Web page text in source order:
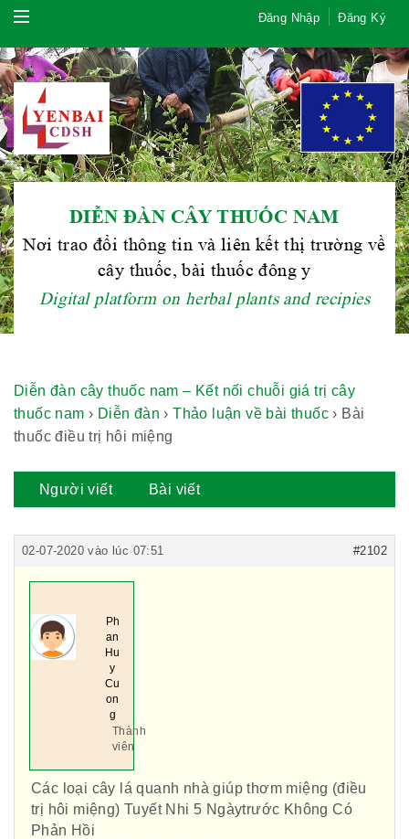
Đăng Nhập Đăng Ký
DIỄN ĐÀN CÂY THUỐC NAM
Nơi trao đổi thông tin và liên kết thị trường về
cây thuốc, bài thuốc đông y
Digital platform on herbal plants and recipies
Diễn đàn cây thuốc nam – Kết nối chuỗi giá trị cây
thuốc nam › Diễn đàn › Thảo luận về bài thuốc › Bài
thuốc điều trị hôi miệng
Người viết Bài viết
02-07-2020 vào lúc 07:51 #2102
Ph
an
Hu
y
Cu
on
g
Thành
viên
Các loại cây lá quanh nhà giúp thơm miệng (điều
trị hôi miệng) Tuyết Nhi 5 Ngàytrước Không Có
Phản Hồi